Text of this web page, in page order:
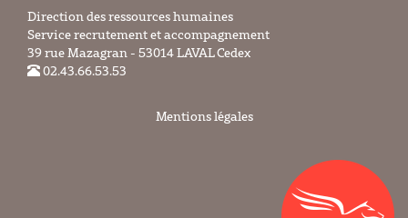
Direction des ressources humaines
Service recrutement et accompagnement
39 rue Mazagran - 53014 LAVAL Cedex
02.43.66.53.53
Mentions légales